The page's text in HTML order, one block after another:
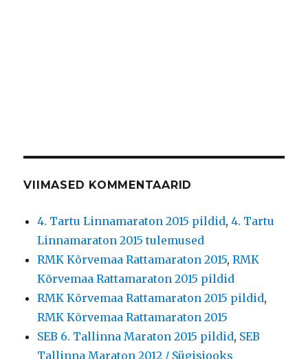
VIIMASED KOMMENTAARID
4. Tartu Linnamaraton 2015 pildid,4. Tartu
Linnamaraton 2015 tulemused
RMK Kõrvemaa Rattamaraton 2015,RMK
Kõrvemaa Rattamaraton 2015 pildid
RMK Kõrvemaa Rattamaraton 2015 pildid,
RMK Kõrvemaa Rattamaraton 2015
SEB 6. Tallinna Maraton 2015 pildid, SEB
Tallinna Maraton 2012 / Sügisjooks